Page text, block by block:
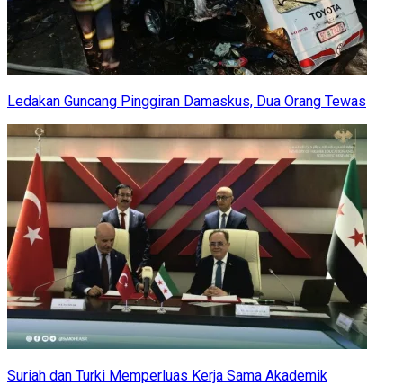
Ledakan Guncang Pinggiran Damaskus, Dua Orang Tewas
Suriah dan Turki Memperluas Kerja Sama Akademik